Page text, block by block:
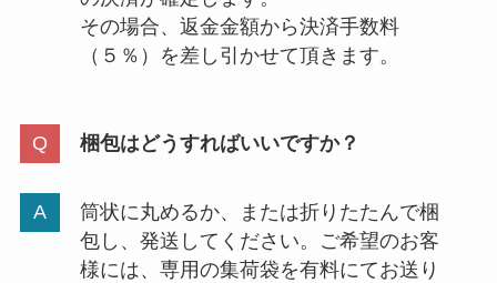
その場合、返金金額から決済手数料
（５％）を差し引かせて頂きます。
梱包はどうすればいいですか？
筒状に丸めるか、または折りたたんで梱
包し、発送してください。ご希望のお客
様には、専用の集荷袋を有料にてお送り